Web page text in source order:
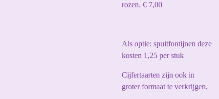
rozen. € 7,00
Als optie: spuitfontijnen deze
kosten 1,25 per stuk
Cijfertaarten zijn ook in
groter formaat te verkrijgen,